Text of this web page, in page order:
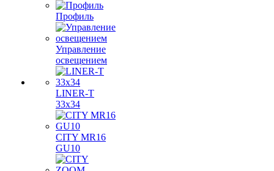
Профиль
Управление
освещением
LINER-T
33x34
CITY MR16
GU10